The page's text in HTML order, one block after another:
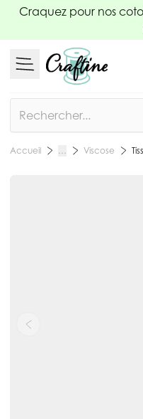
Allez au contenu
Craquez pour nos
Accueil … Viscose